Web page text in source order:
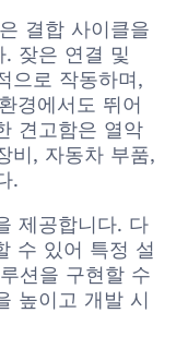
결합 사이클을
. 잦은 연결 및
으로 작동하며,
경에서도 뛰어
견고함은 열악
비, 자동차 부품,
.
제공합니다. 다
수 있어 특정 설
션을 구현할 수
높이고 개발 시